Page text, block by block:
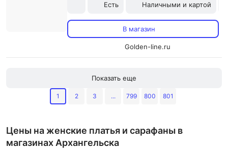
Есть
Наличными и картой
В магазин
Golden-line.ru
Показать еще
1 2 3 ... 799 800 801
Цены на женские платья и сарафаны в
магазинах Архангельска